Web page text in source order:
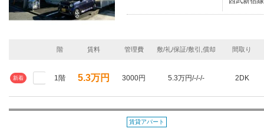
階 賃料 管理費 敷/礼/保証/敷引,償却 間取り
新着 1階 5.3万円 3000円 5.3万円/-/-/- 2DK
賃貸アパート